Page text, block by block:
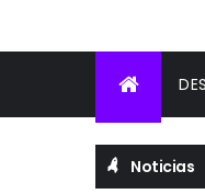
Noticias
su estructura con